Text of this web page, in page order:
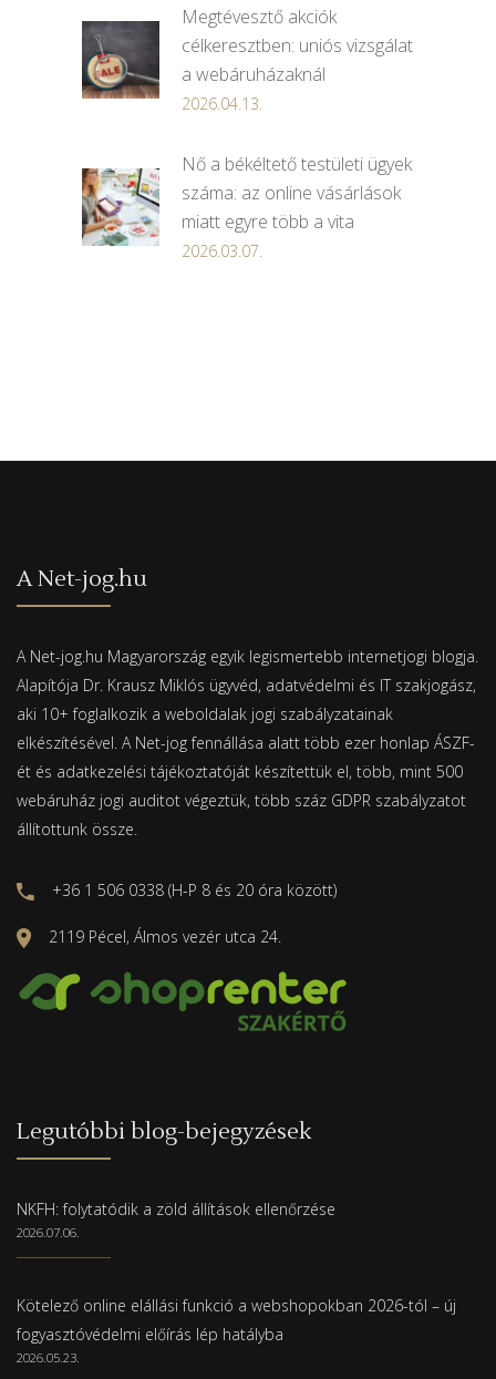
Megtévesztő akciók
célkeresztben: uniós vizsgálat
a webáruházaknál
2026.04.13.
Nő a békéltető testületi ügyek
száma: az online vásárlások
miatt egyre több a vita
2026.03.07.
A Net-jog.hu
A Net-jog.hu Magyarország egyik legismertebb internetjogi blogja.
Alapítója Dr. Krausz Miklós ügyvéd, adatvédelmi és IT szakjogász,
aki 10+ foglalkozik a weboldalak jogi szabályzatainak
elkészítésével. A Net-jog fennállása alatt több ezer honlap ÁSZF-
ét és adatkezelési tájékoztatóját készítettük el, több, mint 500
webáruház jogi auditot végeztük, több száz GDPR szabályzatot
állítottunk össze.
+36 1 506 0338 (H-P 8 és 20 óra között)
2119 Pécel, Álmos vezér utca 24.
Legutóbbi blog-bejegyzések
NKFH: folytatódik a zöld állítások ellenőrzése
2026.07.06.
Kötelező online elállási funkció a webshopokban 2026-tól – új
fogyasztóvédelmi előírás lép hatályba
2026.05.23.